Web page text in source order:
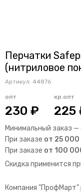
Перчатки
(нитриловое
Артикул: 44876
опт
230 ₽
кр.опт
225
Минимальный заказ —
При заказе от 25 000
При заказе от 100
Скидка применится
Компания "ПрофМарт"